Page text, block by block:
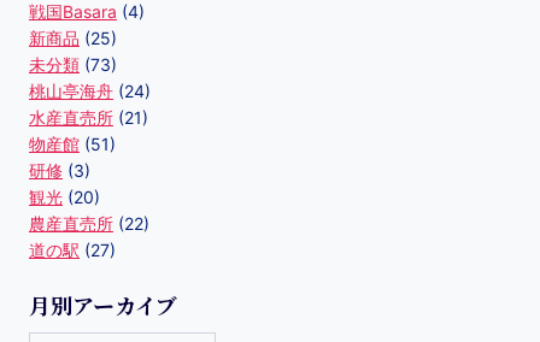
戦国Basara (4)
新商品 (25)
未分類 (73)
桃山亭海舟 (24)
水産直売所 (21)
物産館 (51)
研修 (3)
観光 (20)
農産直売所 (22)
道の駅 (27)
月別アーカイブ